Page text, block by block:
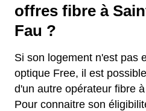
offres fibre à
Fau ?
Si son logement n'est pas
optique Free, il est
d'un autre opérateur fibre
Pour connaitre son